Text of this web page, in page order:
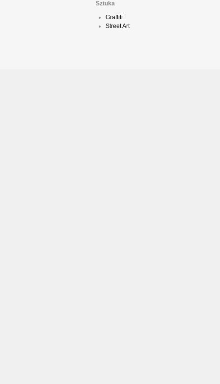
Sztuka
Graffiti
Street Art